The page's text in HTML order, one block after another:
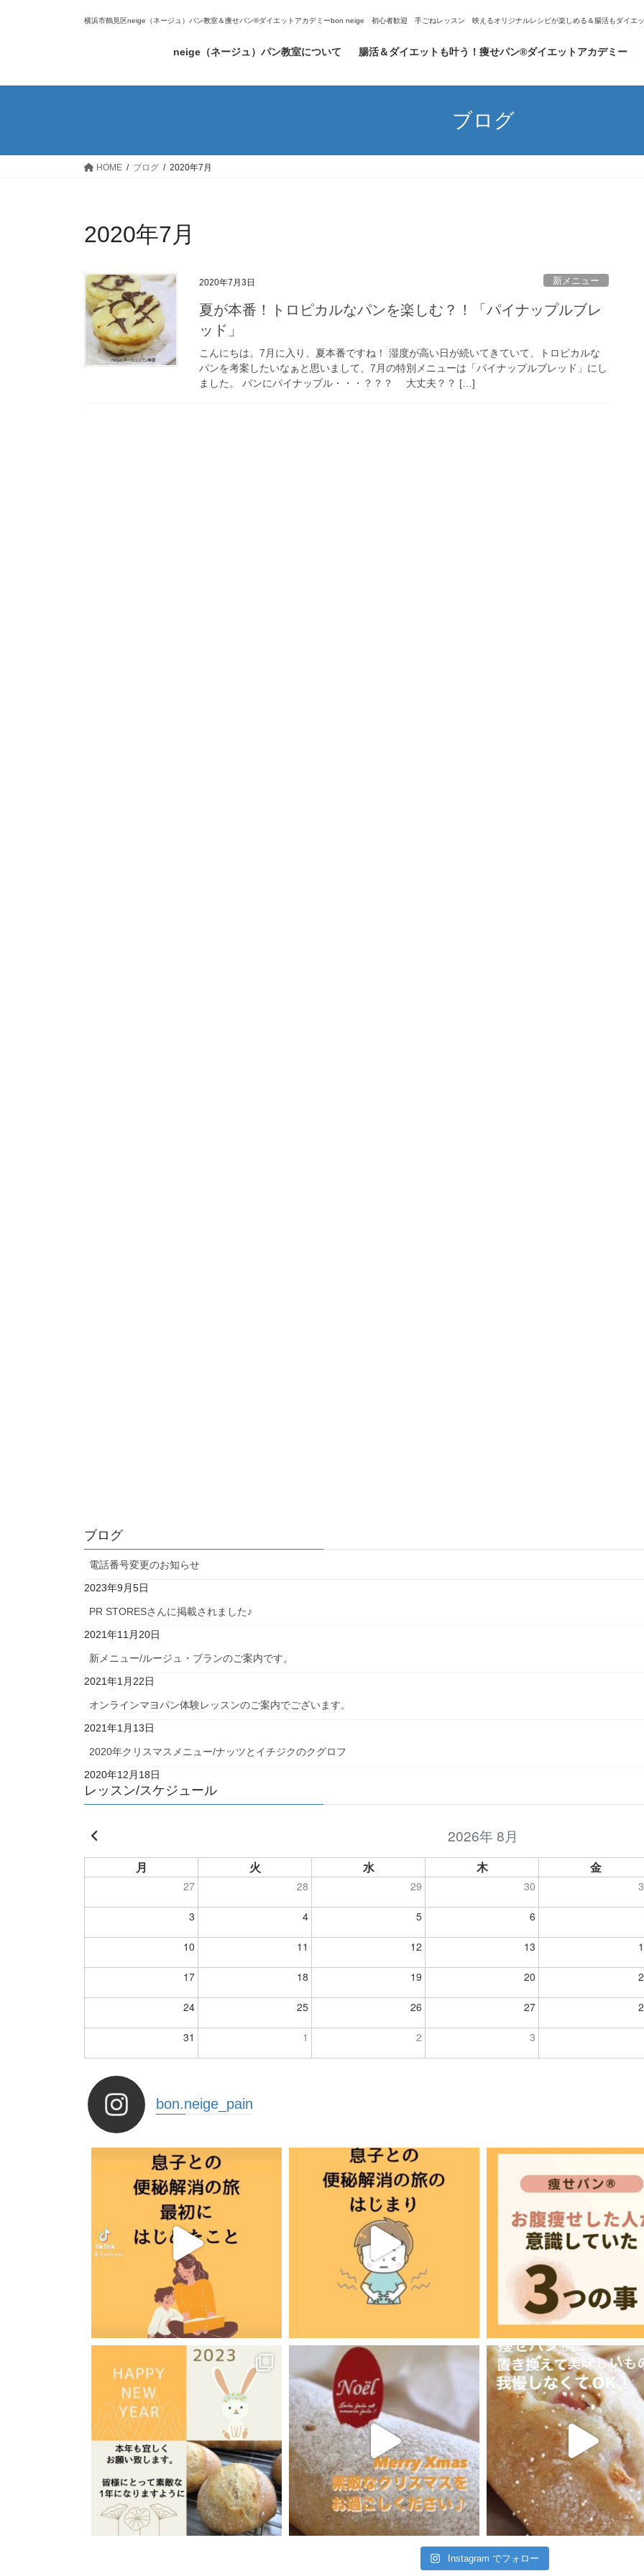
横浜市鶴見区neige（ネージュ）パン教室＆痩せパン®ダイエットアカデミーbon neige 初心者歓迎 手ごねレッスン 映えるオリジナルレシピが楽しめる＆腸活もダイエ
neige（ネージュ）パン教室について 腸活＆ダイエットも叶う！痩せパン®ダイエットアカデミー
ブログ
HOME ブログ 2020年7月
2020年7月
2020年7月3日 新メニュー
夏が本番！トロピカルなパンを楽しむ？！「パイナップルブレ
ッド」
こんにちは。7月に入り、夏本番ですね！ 湿度が高い日が続いてきていて、トロピカルな
パンを考案したいなぁと思いまして、7月の特別メニューは「パイナップルブレッド」にし
ました。 パンにパイナップル・・・？？？ 大丈夫？？ […]
ブログ
電話番号変更のお知らせ
2023年9月5日
PR STORESさんに掲載されました♪
2021年11月20日
新メニュー/ルージュ・ブランのご案内です。
2021年1月22日
オンラインマヨパン体験レッスンのご案内でございます。
2021年1月13日
2020年クリスマスメニュー/ナッツとイチジクのクグロフ
2020年12月18日
レッスン/スケジュール
2026年 8月
月 火 水 木 金
27 28 29 30
3 4 5 6
10 11 12 13
17 18 19 20
24 25 26 27
31 1 2 3
bon.neige_pain
Instagram でフォロー